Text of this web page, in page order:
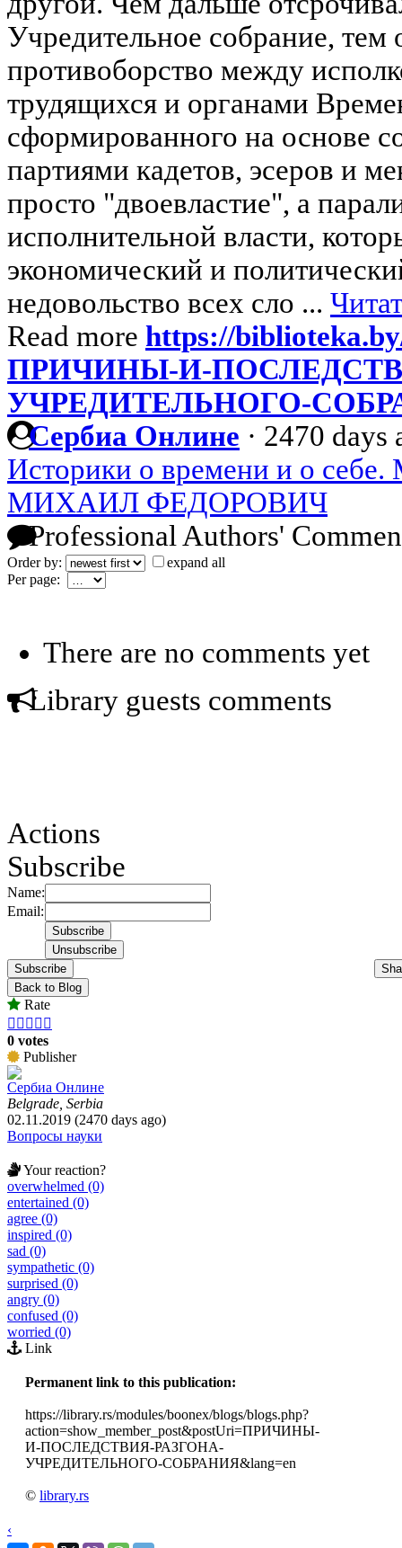
Учредительное собрание, тем
противоборство между
трудящихся и органами
сформированного на основе
партиями кадетов, эсеров и
просто "двоевластие", а
исполнительной власти,
экономический и
недовольство всех сло ...
Read more https://
ПРИЧИНЫ-И-
УЧРЕДИТЕЛЬНОГО-
Сербиа Онлине · 2470 days
Историки о времени и о
МИХАИЛ ФЕДОРОВИЧ
Professional Authors'
Order by:
expand all
Per page:
There are no comments yet
Library guests comments
Actions
Subscribe
Name:
Email:
Subscribe
Back to Blog
Rate
    
0 votes
Publisher
Сербиа Онлине
Belgrade, Serbia
02.11.2019 (2470 days ago)
Вопросы науки
Your reaction?
overwhelmed (0)
entertained (0)
agree (0)
inspired (0)
sad (0)
sympathetic (0)
surprised (0)
angry (0)
confused (0)
worried (0)
Link
Permanent link to this publication:
https://library.rs/modules/boonex/blogs/blogs.php?
action=show_member_post&postUri=ПРИЧИНЫ-
И-ПОСЛЕДСТВИЯ-РАЗГОНА-
УЧРЕДИТЕЛЬНОГО-СОБРАНИЯ&lang=en
© library.rs
‹